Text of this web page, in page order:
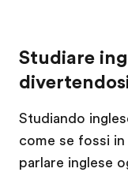
Studiare
Studiando
come se fossi in
parlare inglese